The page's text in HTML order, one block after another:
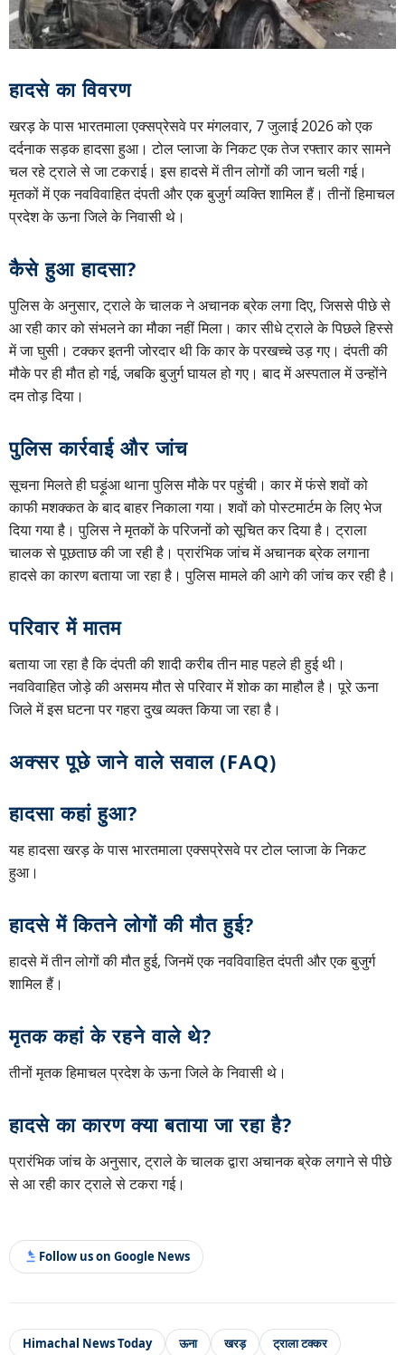
हादसे का विवरण
खरड़ के पास भारतमाला एक्सप्रेसवे पर मंगलवार, 7 जुलाई 2026 को एक
दर्दनाक सड़क हादसा हुआ। टोल प्लाजा के निकट एक तेज रफ्तार कार सामने
चल रहे ट्राले से जा टकराई। इस हादसे में तीन लोगों की जान चली गई।
मृतकों में एक नवविवाहित दंपती और एक बुजुर्ग व्यक्ति शामिल हैं। तीनों हिमाचल
प्रदेश के ऊना जिले के निवासी थे।
कैसे हुआ हादसा?
पुलिस के अनुसार, ट्राले के चालक ने अचानक ब्रेक लगा दिए, जिससे पीछे से
आ रही कार को संभलने का मौका नहीं मिला। कार सीधे ट्राले के पिछले हिस्से
में जा घुसी। टक्कर इतनी जोरदार थी कि कार के परखच्चे उड़ गए। दंपती की
मौके पर ही मौत हो गई, जबकि बुजुर्ग घायल हो गए। बाद में अस्पताल में उन्होंने
दम तोड़ दिया।
पुलिस कार्रवाई और जांच
सूचना मिलते ही घड़ूंआ थाना पुलिस मौके पर पहुंची। कार में फंसे शवों को
काफी मशक्कत के बाद बाहर निकाला गया। शवों को पोस्टमार्टम के लिए भेज
दिया गया है। पुलिस ने मृतकों के परिजनों को सूचित कर दिया है। ट्राला
चालक से पूछताछ की जा रही है। प्रारंभिक जांच में अचानक ब्रेक लगाना
हादसे का कारण बताया जा रहा है। पुलिस मामले की आगे की जांच कर रही है।
परिवार में मातम
बताया जा रहा है कि दंपती की शादी करीब तीन माह पहले ही हुई थी।
नवविवाहित जोड़े की असमय मौत से परिवार में शोक का माहौल है। पूरे ऊना
जिले में इस घटना पर गहरा दुख व्यक्त किया जा रहा है।
अक्सर पूछे जाने वाले सवाल (FAQ)
हादसा कहां हुआ?
यह हादसा खरड़ के पास भारतमाला एक्सप्रेसवे पर टोल प्लाजा के निकट
हुआ।
हादसे में कितने लोगों की मौत हुई?
हादसे में तीन लोगों की मौत हुई, जिनमें एक नवविवाहित दंपती और एक बुजुर्ग
शामिल हैं।
मृतक कहां के रहने वाले थे?
तीनों मृतक हिमाचल प्रदेश के ऊना जिले के निवासी थे।
हादसे का कारण क्या बताया जा रहा है?
प्रारंभिक जांच के अनुसार, ट्राले के चालक द्वारा अचानक ब्रेक लगाने से पीछे
से आ रही कार ट्राले से टकरा गई।
Follow us on Google News
Himachal News Today ऊना खरड़ ट्राला टक्कर